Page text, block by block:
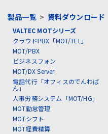
製品一覧> 資料ダウンロード
VALTEC MOTシリーズ
クラウドPBX「MOT/TEL」
MOT/PBX
ビジネスフォン
MOT/DX Server
電話代行「オフィスのでんわば
ん」
人事労務システム「MOT/HG」
MOT勤怠管理
MOTシフト
MOT経費精算